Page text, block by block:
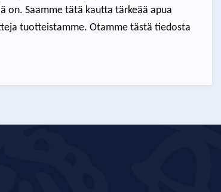
on. Saamme tätä kautta tärkeää apua
tuotteistamme. Otamme tästä tiedosta